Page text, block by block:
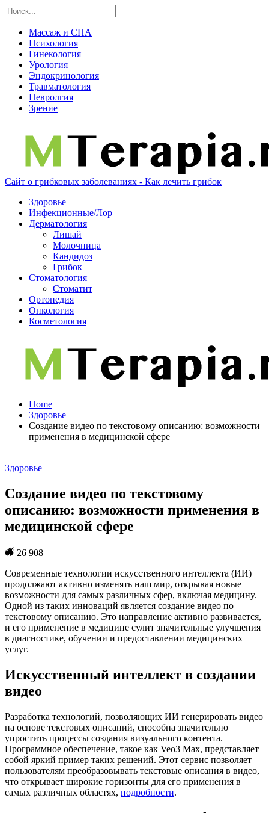
Массаж и СПА
Психология
Гинекология
Урология
Эндокринология
Травматология
Невролгия
Зрение
Сайт о грибковых заболеваниях - Как лечить грибок
Здоровье
Инфекционные/Лор
Дерматология
Лишай
Молочница
Кандидоз
Грибок
Стоматология
Стоматит
Ортопедия
Онкология
Косметология
Home
Здоровье
Создание видео по текстовому описанию: возможности
применения в медицинской сфере
Здоровье
Создание видео по текстовому
описанию: возможности применения в
медицинской сфере
26 908
Современные технологии искусственного интеллекта (ИИ)
продолжают активно изменять наш мир, открывая новые
возможности для самых различных сфер, включая медицину.
Одной из таких инноваций является создание видео по
текстовому описанию. Это направление активно развивается,
и его применение в медицине сулит значительные улучшения
в диагностике, обучении и предоставлении медицинских
услуг.
Искусственный интеллект в создании
видео
Разработка технологий, позволяющих ИИ генерировать видео
на основе текстовых описаний, способна значительно
упростить процессы создания визуального контента.
Программное обеспечение, такое как Veo3 Max, представляет
собой яркий пример таких решений. Этот сервис позволяет
пользователям преобразовывать текстовые описания в видео,
что открывает широкие горизонты для его применения в
самых различных областях, подробности.